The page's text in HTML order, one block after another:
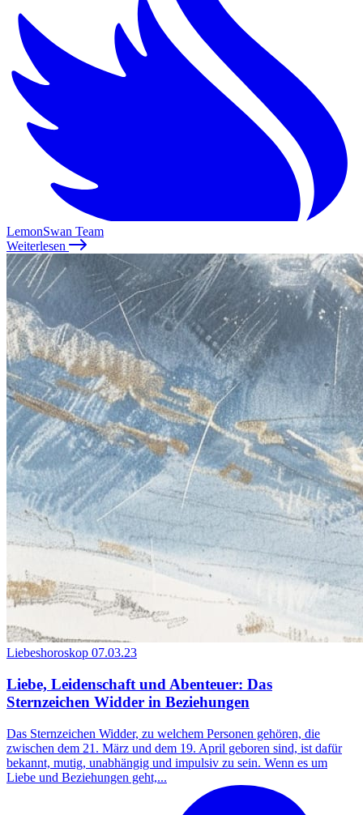
LemonSwan Team
Weiterlesen
Liebeshoroskop 07.03.23
Liebe, Leidenschaft und Abenteuer: Das
Sternzeichen Widder in Beziehungen
Das Sternzeichen Widder, zu welchem Personen gehören, die
zwischen dem 21. März und dem 19. April geboren sind, ist dafür
bekannt, mutig, unabhängig und impulsiv zu sein. Wenn es um
Liebe und Beziehungen geht,...